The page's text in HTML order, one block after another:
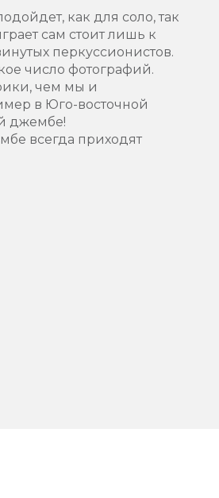
как для соло, так
сам стоит лишь к
перкуссионистов.
число фотографий.
чем мы и
в Юго-восточной
джембе!
всегда приходят